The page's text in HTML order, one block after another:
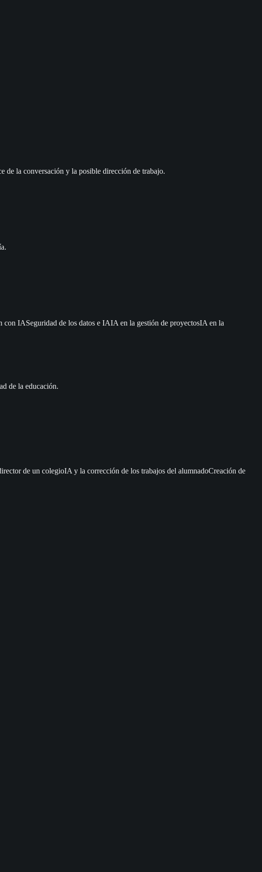
de la conversación y la posible dirección de trabajo.
con IASeguridad de los datos e IAIA en la gestión de proyectosIA en la
de la educación.
de un colegioIA y la corrección de los trabajos del alumnadoCreación de